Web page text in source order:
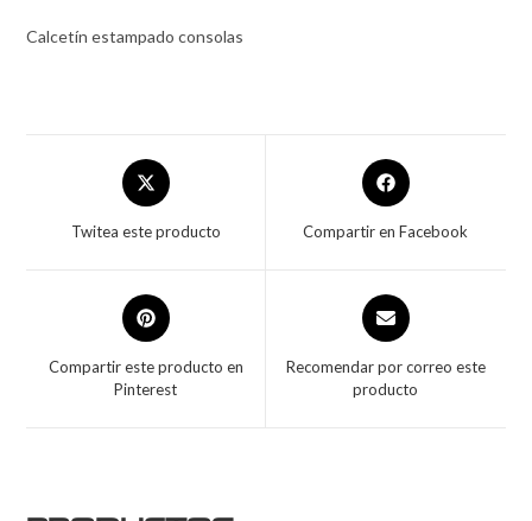
Calcetín estampado consolas
Twitea este producto Compartir en Facebook
Compartir este producto en
Pinterest
Recomendar por correo este
producto